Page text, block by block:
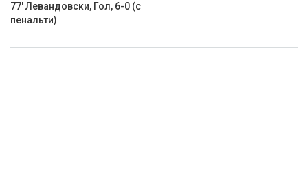
77' Левандовски, Гол, 6-0 (с
пенальти)